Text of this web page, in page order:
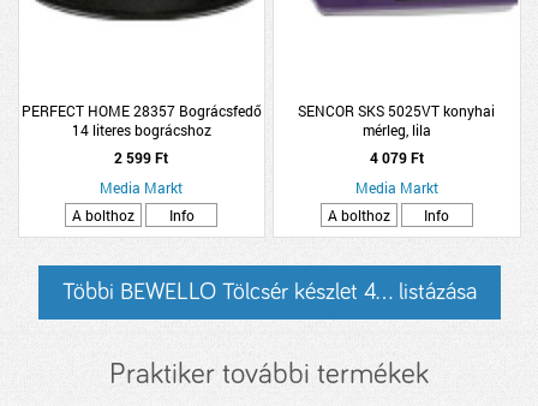
PERFECT HOME 28357 Bográcsfedő
14 literes bográcshoz
2 599 Ft
Media Markt
A bolthoz
Info
SENCOR SKS 5025VT konyhai
mérleg, lila
4 079 Ft
Media Markt
A bolthoz
Info
Többi BEWELLO Tölcsér készlet 4... listázása
Praktiker további termékek